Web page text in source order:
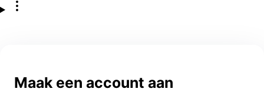
Maak een account aan